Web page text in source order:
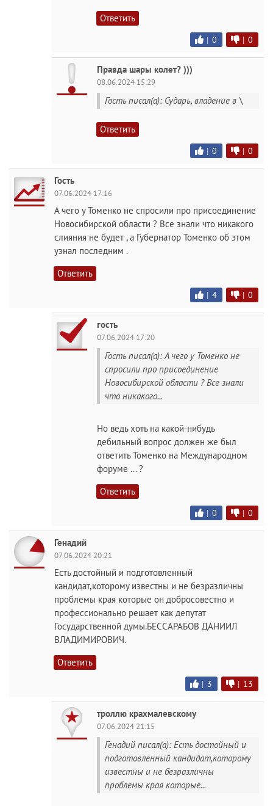
Ответить
| 0 | 0
Правда шары колет? )))
08.06.2024 15:29
Гость писал(а): Сударь, владение в \
Ответить
| 0 | 0
Гость
07.06.2024 17:16
А чего у Томенко не спросили про присоединение
Новосибирской области ? Все знали что никакого
слияния не будет , а Губернатор Томенко об этом
узнал последним .
Ответить
| 4 | 0
гость
07.06.2024 17:20
Гость писал(а): А чего у Томенко не
спросили про присоединение
Новосибирской области ? Все знали
что никакого...
Но ведь хоть на какой-нибудь
дебильный вопрос должен же был
ответить Томенко на Международном
форуме ... ?
Ответить
| 0 | 0
Генадий
07.06.2024 20:21
Есть достойный и подготовленный
кандидат,которому известны и не безразличны
проблемы края которые он добросовестно и
профессионально решает как депутат
Государственной думы.БЕССАРАБОВ ДАНИИЛ
ВЛАДИМИРОВИЧ.
Ответить
| 3 | 13
троллю крахмалевскому
07.06.2024 21:15
Генадий писал(а): Есть достойный и
подготовленный кандидат,которому
известны и не безразличны
проблемы края которые...